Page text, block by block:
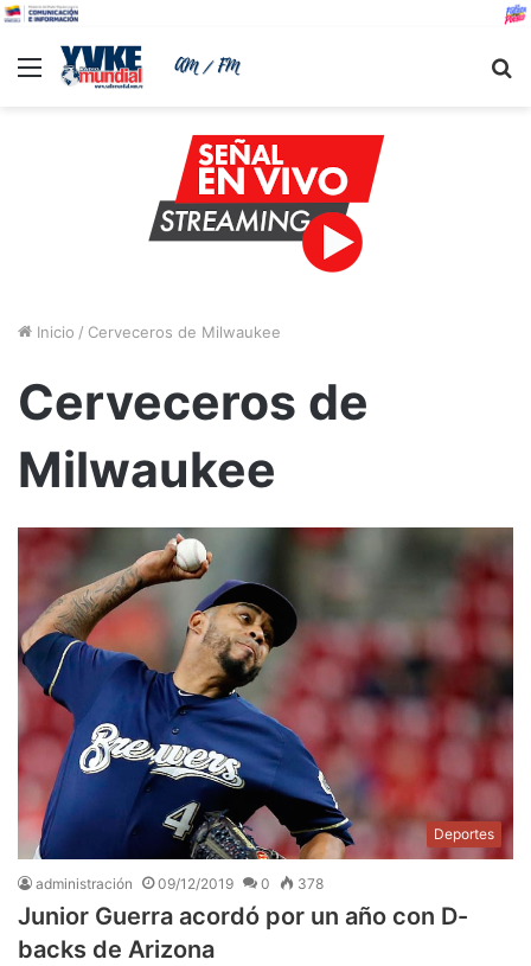
Menu
Inicio / Cerveceros de Milwaukee
Cerveceros de
Milwaukee
Deportes
administración 09/12/2019 0 378
Junior Guerra acordó por un año con D-
backs de Arizona